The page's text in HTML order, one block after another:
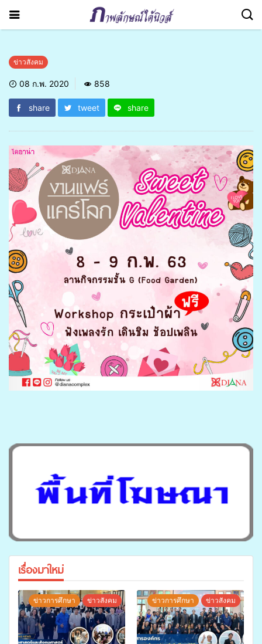
ข่าวสังคม
08 ก.พ. 2020 858
share tweet share
เรื่องมาใหม่
ข่าวการศึกษา ข่าวสังคม ข่าวการศึกษา ข่าวสังคม